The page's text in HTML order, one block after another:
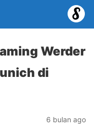
Werder
di
6 bulan ago